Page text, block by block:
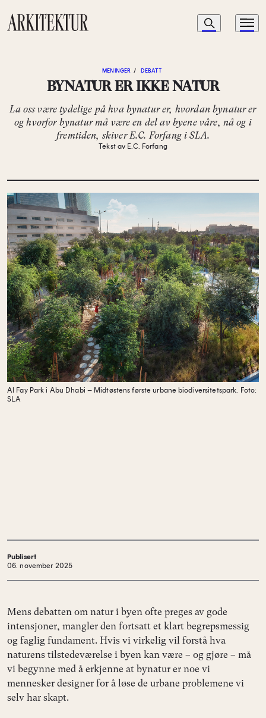
Navigasjon
Søk Meny
MENINGER / DEBATT
BYNATUR ER IKKE NATUR
La oss være tydelige på hva bynatur er, hvordan bynatur er
og hvorfor bynatur må være en del av byene våre, nå og i
fremtiden, skiver E.C. Forfang i SLA.
Tekst av E.C. Forfang
Al Fay Park i Abu Dhabi – Midtøstens første urbane biodiversitetspark. Foto:
SLA
Publisert
06. november 2025
Mens debatten om natur i byen ofte preges av gode
intensjoner, mangler den fortsatt et klart begrepsmessig
og faglig fundament. Hvis vi virkelig vil forstå hva
naturens tilstedeværelse i byen kan være – og gjøre – må
vi begynne med å erkjenne at bynatur er noe vi
mennesker designer for å løse de urbane problemene vi
selv har skapt.